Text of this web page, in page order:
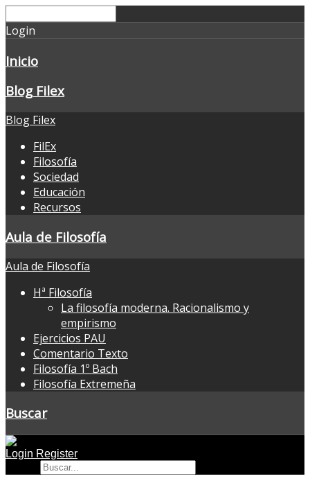
Login
Inicio
Blog Filex
Blog Filex
FilEx
Filosofía
Sociedad
Educación
Recursos
Aula de Filosofía
Aula de Filosofía
Hª Filosofía
La filosofía moderna. Racionalismo y
empirismo
Ejercicios PAU
Comentario Texto
Filosofía 1º Bach
Filosofía Extremeña
Buscar
Login Register